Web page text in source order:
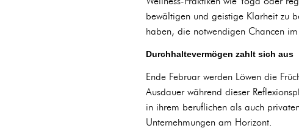
bewältigen und geistige Klarheit zu
haben, die notwendigen Chancen
Durchhaltevermögen zahlt sich aus
Ende Februar werden Löwen die
Ausdauer während dieser
in ihrem beruflichen als auch
Unternehmungen am Horizont.